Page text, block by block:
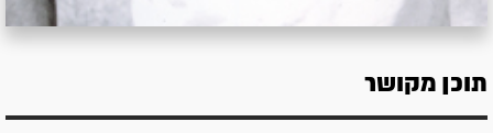
תוכן מקושר